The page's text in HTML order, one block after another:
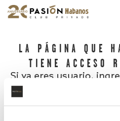
LA PÁGINA QUE
TIENE ACCESO
Si ya eres usuario,